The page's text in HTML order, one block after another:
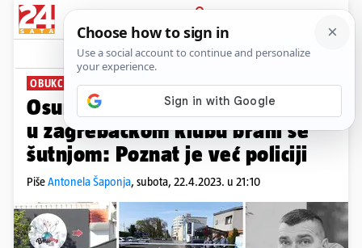
PRIJAVA
News Komentari
OBUKCIJA JOŠ NIJE NAPRAVLJENA
Osumnjičeni za ubojstvo Sablje
u zagrebačkom klubu brani se
šutnjom: Poznat je već policiji
PišeAntonela Šaponja, subota, 22.4.2023. u 21:10